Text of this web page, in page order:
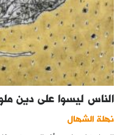
الناس ليسوا على دين
نهلة الشهال